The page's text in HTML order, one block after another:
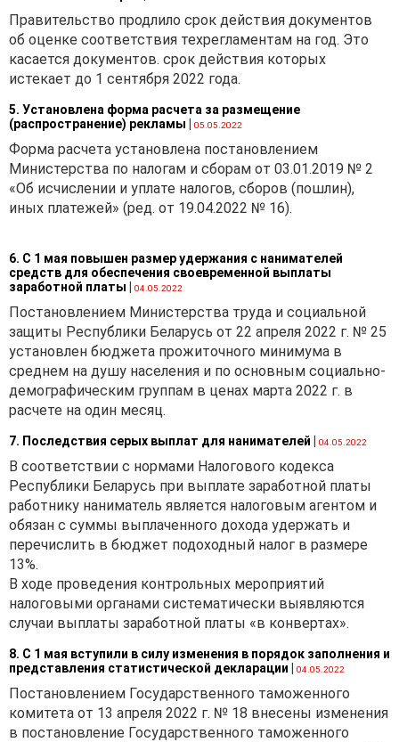
Правительство продлило срок действия документов
об оценке соответствия техрегламентам на год. Это
касается документов. срок действия которых
истекает до 1 сентября 2022 года.
5. Установлена форма расчета за размещение
(распространение) рекламы
05.05.2022
Форма расчета установлена постановлением
Министерства по налогам и сборам от 03.01.2019 № 2
«Об исчислении и уплате налогов, сборов (пошлин),
иных платежей» (ред. от 19.04.2022 № 16).
6. С 1 мая повышен размер удержания с нанимателей
средств для обеспечения своевременной выплаты
заработной платы
04.05.2022
Постановлением Министерства труда и социальной
защиты Республики Беларусь от 22 апреля 2022 г. № 25
установлен бюджета прожиточного минимума в
среднем на душу населения и по основным социально-
демографическим группам в ценах марта 2022 г. в
расчете на один месяц.
7. Последствия серых выплат для нанимателей 04.05.2022
В соответствии с нормами Налогового кодекса
Республики Беларусь при выплате заработной платы
работнику наниматель является налоговым агентом и
обязан с суммы выплаченного дохода удержать и
перечислить в бюджет подоходный налог в размере
13%.
В ходе проведения контрольных мероприятий
налоговыми органами систематически выявляются
случаи выплаты заработной платы «в конвертах».
8. С 1 мая вступили в силу изменения в порядок заполнения и
представления статистической декларации
04.05.2022
Постановлением Государственного таможенного
комитета от 13 апреля 2022 г. № 18 внесены изменения
в постановление Государственного таможенного